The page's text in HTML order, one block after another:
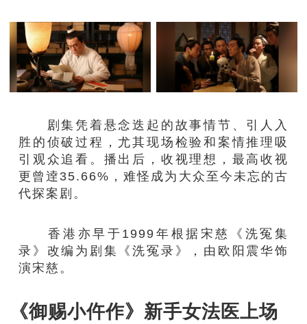
剧集凭着悬念迭起的故事情节、引人入
胜的侦破过程，尤其现场检验和案情推理吸
引观众追看。播出后，收视理想，最高收视
更曾逹35.66%，难怪成为大众至今未忘的古
代探案剧。
香港亦早于1999年根据宋慈《洗冤集
录》改编为剧集《洗冤录》，由欧阳震华饰
演宋慈。
《御赐小仵作》新手女法医上场